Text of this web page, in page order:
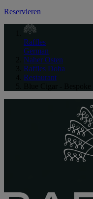
Reservieren
Raffles
German
Naher Osten
Raffles Doha
Restaurant